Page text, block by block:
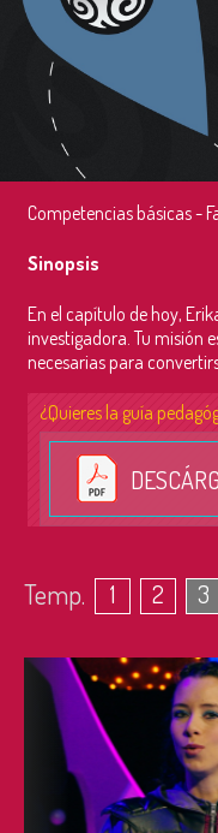
Competencias básicas -
Sinopsis
En el capítulo de hoy,
investigadora. Tu misión
necesarias para
¿Quieres la guía
Temp. 1 2 3